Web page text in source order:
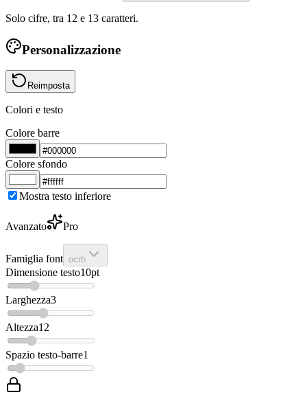
Solo cifre, tra 12 e 13 caratteri.
Personalizzazione
Reimposta
Colori e testo
Colore barre
Colore sfondo
Mostra testo inferiore
Avanzato Pro
Famiglia font ocrb
Dimensione testo10pt
Larghezza3
Altezza12
Spazio testo-barre1